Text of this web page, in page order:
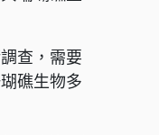
查，需要
礁生物多